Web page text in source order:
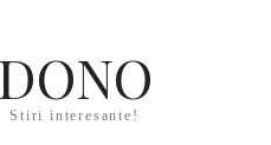
DONO
Stiri interesante!
cum